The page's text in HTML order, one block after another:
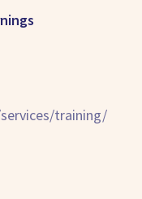
training/